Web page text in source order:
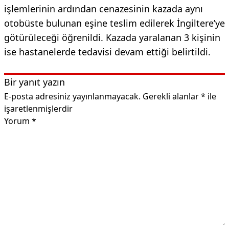
işlemlerinin ardından cenazesinin kazada aynı
otobüste bulunan eşine teslim edilerek İngiltere’ye
götürüleceği öğrenildi. Kazada yaralanan 3 kişinin
ise hastanelerde tedavisi devam ettiği belirtildi.
Bir yanıt yazın
E-posta adresiniz yayınlanmayacak. Gerekli alanlar* ile
işaretlenmişlerdir
Yorum *